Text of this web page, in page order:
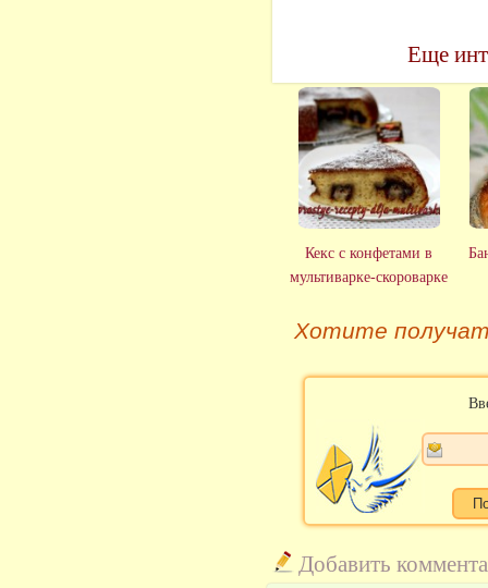
Еще
Кекс с конфетами в
мультиварке-скороварке
Хотите
Добавить